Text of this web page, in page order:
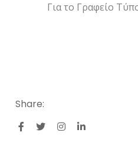
Για το Γραφείο
Share: